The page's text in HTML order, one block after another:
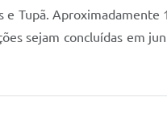
Tupã.
sejam concluídas em